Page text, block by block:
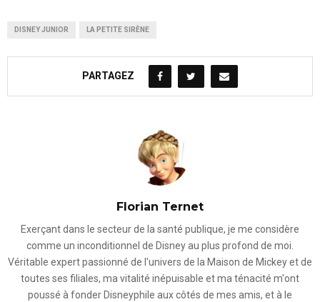
DISNEY JUNIOR LA PETITE SIRÈNE
PARTAGEZ
Florian Ternet
Exerçant dans le secteur de la santé publique, je me considère
comme un inconditionnel de Disney au plus profond de moi.
Véritable expert passionné de l'univers de la Maison de Mickey et de
toutes ses filiales, ma vitalité inépuisable et ma ténacité m'ont
poussé à fonder Disneyphile aux côtés de mes amis, et à le